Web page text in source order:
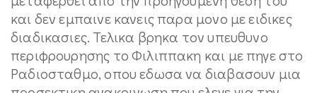
και δεν εμπαινε κανεις παρα μονο με ειδικες
διαδικασιες. Τελικα βρηκα τον υπευθυνο
περιφρουρησης το Φιλιππακη και με πηγε στο
Ραδιοσταθμο, οπου εδωσα να διαβασουν μια